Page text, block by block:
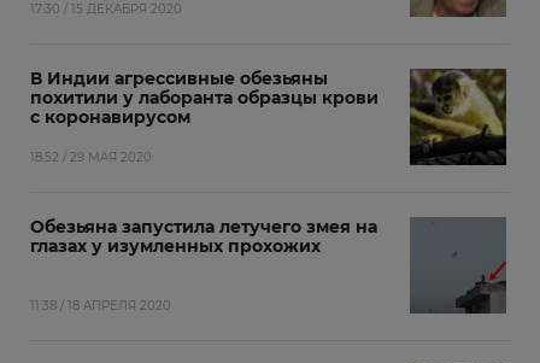
17:30 / 15 ДЕКАБРЯ 2020
В Индии агрессивные обезьяны
похитили у лаборанта образцы крови
с коронавирусом
18:52 / 29 МАЯ 2020
Обезьяна запустила летучего змея на
глазах у изумленных прохожих
11:38 / 18 АПРЕЛЯ 2020